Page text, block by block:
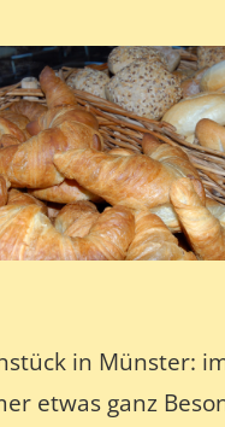
in Münster:
etwas ganz